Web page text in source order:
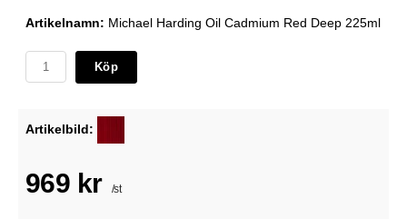
Artikelnamn: Michael Harding Oil Cadmium Red Deep 225ml
Köp
Artikelbild:
969 kr /st